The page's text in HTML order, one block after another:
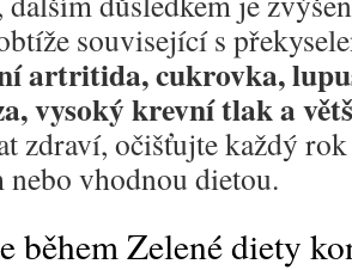
související s
artritida, cukrovka,
vysoký krevní tlak a
zdraví, očišťujte každý
nebo vhodnou dietou.
během Zelené diety